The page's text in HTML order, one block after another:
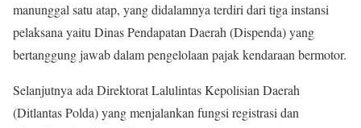
manunggal satu atap, yang didalamnya terdiri dari tiga instansi
pelaksana yaitu Dinas Pendapatan Daerah (Dispenda) yang
bertanggung jawab dalam pengelolaan pajak kendaraan bermotor.
Selanjutnya ada Direktorat Lalulintas Kepolisian Daerah
(Ditlantas Polda) yang menjalankan fungsi registrasi dan